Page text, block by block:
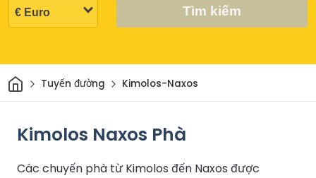
Tìm kiếm
Trang chủ
Tuyến đường Kimolos-Naxos
Kimolos Naxos Phà
Các chuyến phà từ Kimolos đến Naxos được